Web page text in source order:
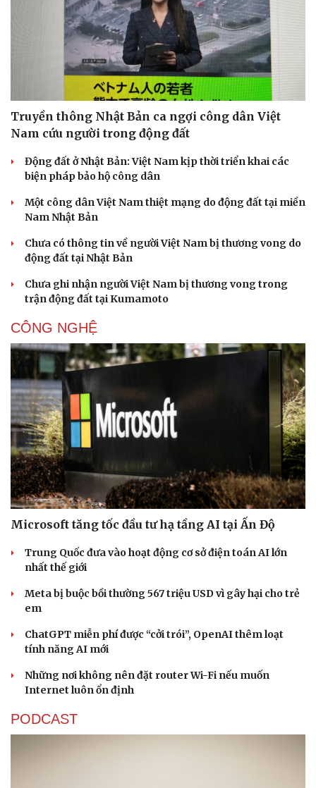
Dinh dưỡng - món ngon
Sản phụ khoa
Nhi khoa
Làm đẹp - giảm cân
Phòng mạch online
Nhà đẹp
Tình yêu - Gia đình
Truyền thông Nhật Bản ca ngợi công dân Việt
Nam cứu người trong động đất
Động đất ở Nhật Bản: Việt Nam kịp thời triển khai các
biện pháp bảo hộ công dân
Một công dân Việt Nam thiệt mạng do động đất tại miền
Nam Nhật Bản
Chưa có thông tin về người Việt Nam bị thương vong do
động đất tại Nhật Bản
Chưa ghi nhận người Việt Nam bị thương vong trong
trận động đất tại Kumamoto
CÔNG NGHỆ
Microsoft tăng tốc đầu tư hạ tầng AI tại Ấn Độ
Trung Quốc đưa vào hoạt động cơ sở điện toán AI lớn
nhất thế giới
Meta bị buộc bồi thường 567 triệu USD vì gây hại cho trẻ
em
ChatGPT miễn phí được “cởi trói”, OpenAI thêm loạt
tính năng AI mới
Những nơi không nên đặt router Wi-Fi nếu muốn
Internet luôn ổn định
PODCAST